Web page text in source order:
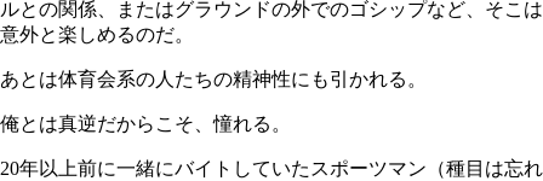
ルとの関係、またはグラウンドの外でのゴシップなど、そこは
意外と楽しめるのだ。
あとは体育会系の人たちの精神性にも引かれる。
俺とは真逆だからこそ、憧れる。
20年以上前に一緒にバイトしていたスポーツマン（種目は忘れ